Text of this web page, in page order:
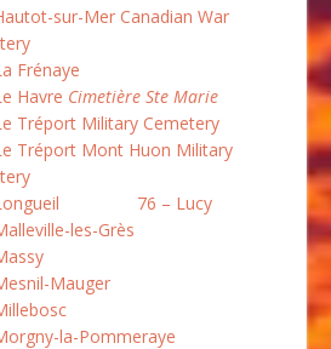
sur-Mer Canadian War
Frénaye
Havre Cimetière Ste Marie
Tréport Military Cemetery
Tréport Mont Huon Military
76 – Lucy
les-Grès
Mauger
la-Pommeraye